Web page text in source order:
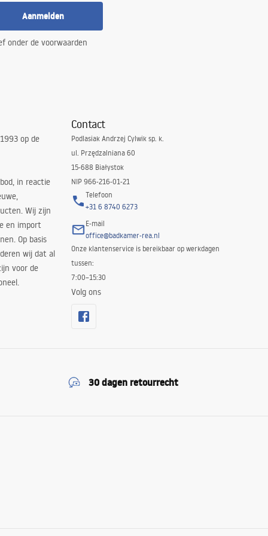
Aanmelden
onder de voorwaarden
op de
in reactie
Wij zijn
en import
Op basis
wij dat al
voor de
Contact
Podlasiak Andrzej Cylwik sp. k.
ul. Przędzalniana 60
15-688 Białystok
NIP 966-216-01-21
Telefoon
+31 6 8740 6273
E-mail
office@badkamer-rea.nl
Onze klantenservice is bereikbaar op werkdagen
tussen:
7:00–15:30
Volg ons
30 dagen retourrecht